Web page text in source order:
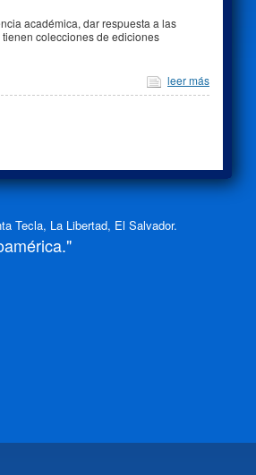
académica, dar respuesta a las
colecciones de ediciones
leer más
Tecla, La Libertad, El Salvador.